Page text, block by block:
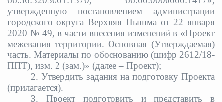
утвержденную постановлением администрации
городского округа Верхняя Пышма от 22 января
2020 № 49, в части внесения изменений в «Проект
межевания территории. Основная (Утверждаемая)
часть. Материалы по обоснованию (шифр 2612/18-
ППТ), изм. 2 (зам.)» (далее – Проект);
2.Утвердить задания на подготовку Проекта
(прилагается).
3.Проект подготовить и представить в